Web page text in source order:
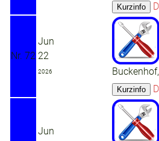
Nr. 72
Jun
22
2026
Jun